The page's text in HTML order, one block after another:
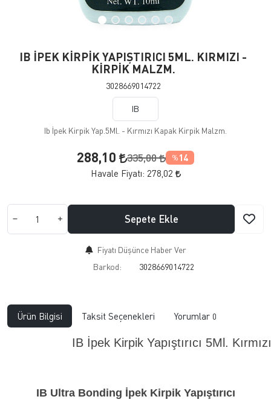
IB İPEK KİRPİK YAPIŞTIRICI 5ML. KIRMIZI -
KİRPİK MALZM.
3028669014722
IB
Ib İpek Kirpik Yap.5Ml. - Kırmızı Kapak Kirpik Malzm.
288,10 335,00 % 14
Havale Fiyatı: 278,02
Sepete Ekle
Fiyatı Düşünce Haber Ver
Barkod:
3028669014722
Ürün Bilgisi Taksit Seçenekleri Yorumlar 0
IB İpek Kirpik Yapıştırıcı 5Ml.
IB Ultra Bonding İpek Kirpik Yapıştırıcı